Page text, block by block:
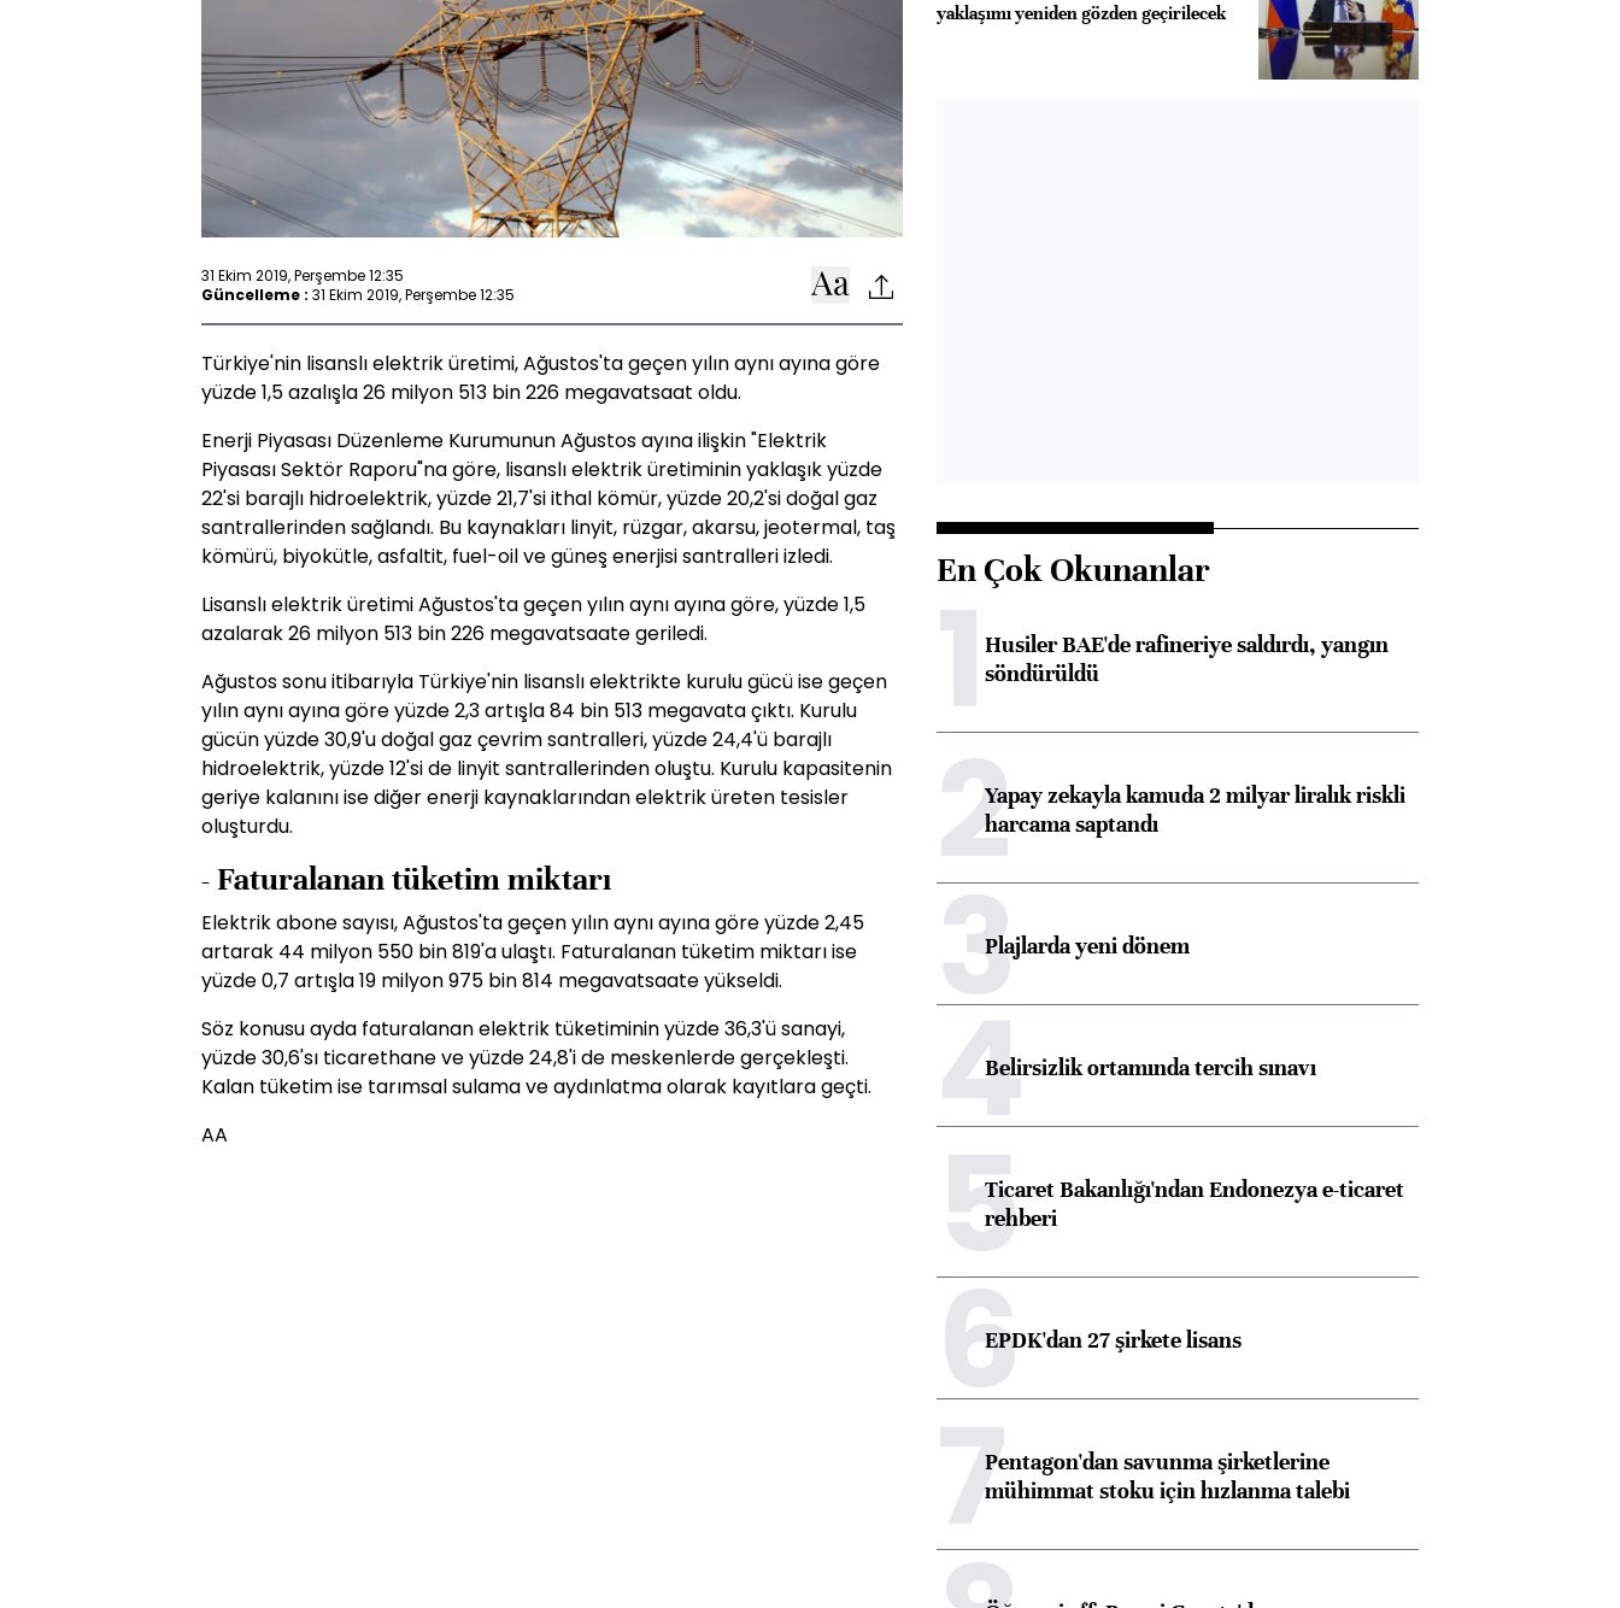
31 Ekim 2019, Perşembe 12:35
Güncelleme : 31 Ekim 2019, Perşembe 12:35
Türkiye'nin lisanslı elektrik üretimi, Ağustos'ta geçen yılın aynı ayına göre
yüzde 1,5 azalışla 26 milyon 513 bin 226 megavatsaat oldu.
Enerji Piyasası Düzenleme Kurumunun Ağustos ayına ilişkin "Elektrik
Piyasası Sektör Raporu"na göre, lisanslı elektrik üretiminin yaklaşık yüzde
22'si barajlı hidroelektrik, yüzde 21,7'si ithal kömür, yüzde 20,2'si doğal gaz
santrallerinden sağlandı. Bu kaynakları linyit, rüzgar, akarsu, jeotermal, taş
kömürü, biyokütle, asfaltit, fuel-oil ve güneş enerjisi santralleri izledi.
Lisanslı elektrik üretimi Ağustos'ta geçen yılın aynı ayına göre, yüzde 1,5
azalarak 26 milyon 513 bin 226 megavatsaate geriledi.
Ağustos sonu itibarıyla Türkiye'nin lisanslı elektrikte kurulu gücü ise geçen
yılın aynı ayına göre yüzde 2,3 artışla 84 bin 513 megavata çıktı. Kurulu
gücün yüzde 30,9'u doğal gaz çevrim santralleri, yüzde 24,4'ü barajlı
hidroelektrik, yüzde 12'si de linyit santrallerinden oluştu. Kurulu kapasitenin
geriye kalanını ise diğer enerji kaynaklarından elektrik üreten tesisler
oluşturdu.
- Faturalanan tüketim miktarı
Elektrik abone sayısı, Ağustos'ta geçen yılın aynı ayına göre yüzde 2,45
artarak 44 milyon 550 bin 819'a ulaştı. Faturalanan tüketim miktarı ise
yüzde 0,7 artışla 19 milyon 975 bin 814 megavatsaate yükseldi.
Söz konusu ayda faturalanan elektrik tüketiminin yüzde 36,3'ü sanayi,
yüzde 30,6'sı ticarethane ve yüzde 24,8'i de meskenlerde gerçekleşti.
Kalan tüketim ise tarımsal sulama ve aydınlatma olarak kayıtlara geçti.
AA
yaklaşımı yeniden gözden geçirilecek
En Çok Okunanlar
1Husiler BAE'de rafineriye saldırdı, yangın
söndürüldü
2Yapay zekayla kamuda 2 milyar liralık riskli
harcama saptandı
3Plajlarda yeni dönem
4Belirsizlik ortamında tercih sınavı
5Ticaret Bakanlığı'ndan Endonezya e-ticaret
rehberi
6EPDK'dan 27 şirkete lisans
7Pentagon'dan savunma şirketlerine
mühimmat stoku için hızlanma talebi